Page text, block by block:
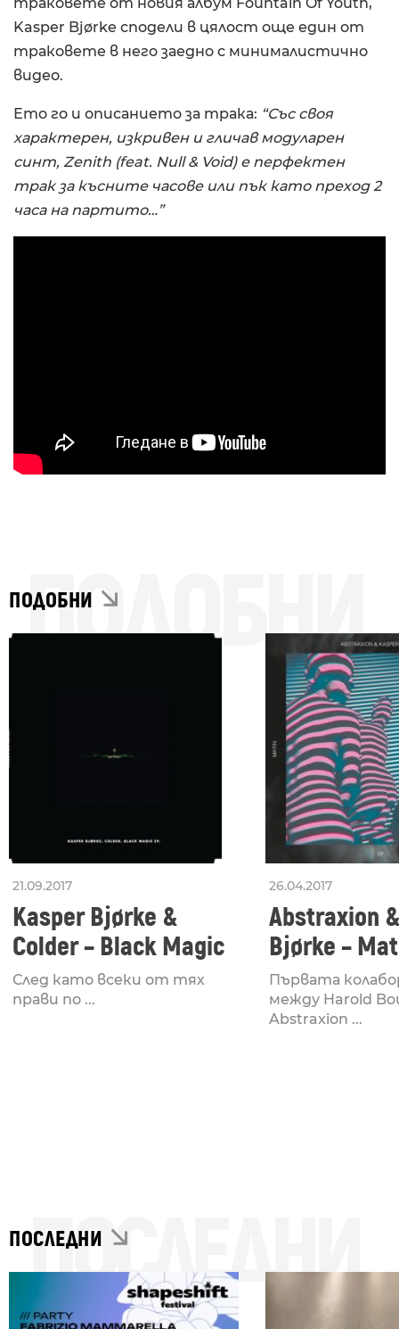
Kasper Bjørke сподели в цялост още един от
траковете в него заедно с минималистично
видео.
Ето го и описанието за трака: “Със своя
характерен, изкривен и гличав модуларен
синт, Zenith (feat. Null & Void) е перфектен
трак за късните часове или пък като преход 2
часа на партито…”
ПОДОБНИ
ПОДОБНИ
21.09.2017
Kasper Bjørke &
Colder – Black Magic
След като всеки от тях
прави по ...
26.04.2017
Abstraxion
Bjørke –
Първата
между Harold
Abstraxion ...
ПОСЛЕДНИ
ПОСЛЕДНИ